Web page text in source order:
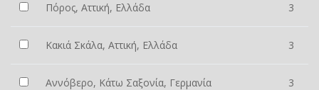
Πόρος, Αττική, Ελλάδα 3
Κακιά Σκάλα, Αττική, Ελλάδα 3
Αννόβερο, Κάτω Σαξονία, Γερμανία 3